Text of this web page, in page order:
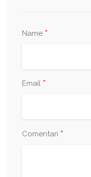
Name *
Email *
Comentari *